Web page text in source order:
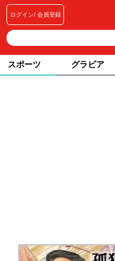
ログイン 会員登録
スポーツ グラビア